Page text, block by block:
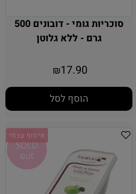
סוכריות גומי - דובונים 500
גרם - ללא גלוטן
₪17.90
הוסף לסל
איסוף עצמי